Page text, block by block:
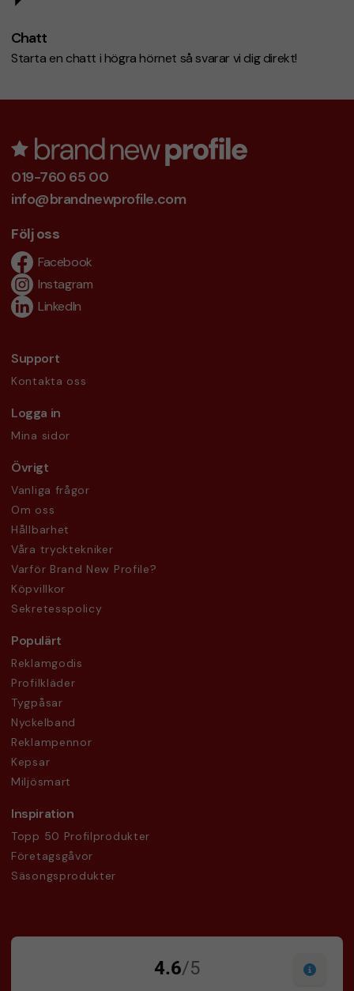
Chatt
Starta en chatt i högra hörnet så svarar vi dig direkt!
019-760 65 00
info@brandnewprofile.com
Följ oss
Facebook
Instagram
LinkedIn
Support
Kontakta oss
Logga in
Mina sidor
Övrigt
Vanliga frågor
Om oss
Hållbarhet
Våra trycktekniker
Varför Brand New Profile?
Köpvillkor
Sekretesspolicy
Populärt
Reklamgodis
Profilkläder
Tygpåsar
Nyckelband
Reklampennor
Kepsar
Miljösmart
Inspiration
Topp 50 Profilprodukter
Företagsgåvor
Säsongsprodukter